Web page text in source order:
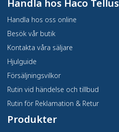
Handla hos Haco Tellus
Handla hos oss online
Besök vår butik
Kontakta våra säljare
Hjulguide
Försäljningsvilkor
Rutin vid händelse och tillbud
Rutin för Reklamation & Retur
Produkter